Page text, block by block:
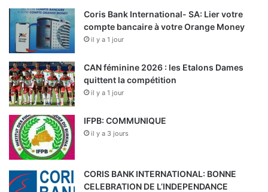
Coris Bank International- SA: Lier votre
compte bancaire à votre Orange Money
il y a 1 jour
CAN féminine 2026 : les Etalons Dames
quittent la compétition
il y a 1 jour
IFPB: COMMUNIQUE
il y a 3 jours
CORIS BANK INTERNATIONAL: BONNE
CELEBRATION DE L’INDEPENDANCE